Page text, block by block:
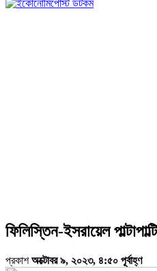
ফিলিস্তিন-ইসরায়েল
প্রকাশঅক্টোবর ৯, ২০২৩, ৪:৫০ পূর্বাহ্ণ